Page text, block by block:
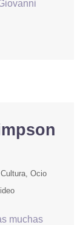
Cultura Ocio
muchas